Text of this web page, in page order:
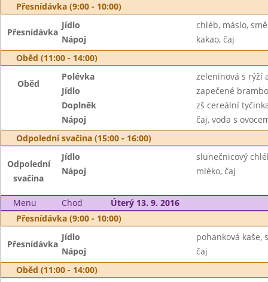
Přesnídávka (9:00 - 10:00)
Přesnídávka
Jídlo
chléb, máslo,
Nápoj
kakao, čaj
Oběd (11:00 - 14:00)
Oběd
Polévka
zeleninová s rýží
Jídlo
zapečené
Doplněk
zš cereální
Nápoj
čaj, voda s
Odpolední svačina (15:00 - 16:00)
Odpolední
svačina
Jídlo
slunečnicový
Nápoj
mléko, čaj
Menu Chod
Úterý 13. 9. 2016
Přesnídávka (9:00 - 10:00)
Přesnídávka
Jídlo
pohanková kaše,
Nápoj
čaj
Oběd (11:00 - 14:00)